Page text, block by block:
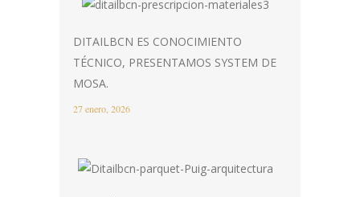
DITAILBCN ES CONOCIMIENTO
TÉCNICO, PRESENTAMOS SYSTEM DE
MOSA.
27 enero, 2026